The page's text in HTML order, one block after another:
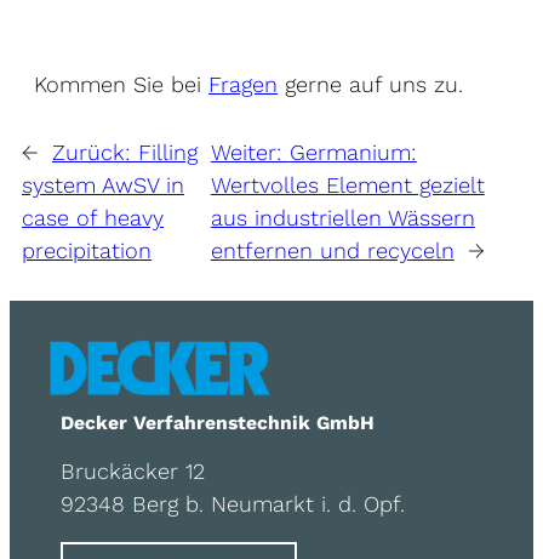
Kommen Sie bei Fragen gerne auf uns zu.
← Zurück: Filling
system AwSV in
case of heavy
precipitation
Weiter: Germanium:
Wertvolles Element gezielt
aus industriellen Wässern
entfernen und recyceln
→
Decker Verfahrenstechnik GmbH
Bruckäcker 12
92348 Berg b. Neumarkt i. d. Opf.